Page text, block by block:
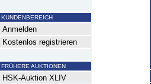
KUNDENBEREICH
Anmelden
Kostenlos registrieren
FRÜHERE AUKTIONEN
HSK-Auktion XLIV